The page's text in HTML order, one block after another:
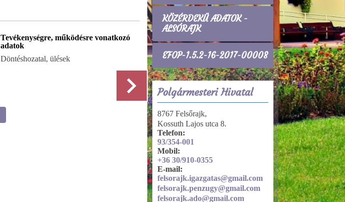
Tevékenységre, működésre vonatkozó
adatok
Döntéshozatal, ülések
Tevékenységre, működésre vonatkozó
adatok
A hatósági ügyek intézésének rendjével
kapcsolatos adatok
Részletek
KÖZÉRDEKŰ ADATOK -
ALSÓRAJK
EFOP-1.5.2-16-2017-00008
Polgármesteri Hivatal
8767 Felsőrajk,
Kossuth Lajos utca 8.
Telefon:
93/354-001
Mobil:
+36 30/910-0355
E-mail:
felsorajk.igazgatas@gmail.com
felsorajk.penzugy@gmail.com
felsorajk.ado@gmail.com